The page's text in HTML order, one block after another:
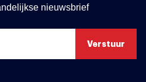
nieuwsbrief